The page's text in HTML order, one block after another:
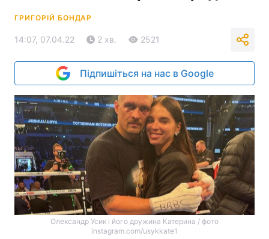
ГРИГОРІЙ БОНДАР
14:07, 07.04.22 2 хв. 2521
Підпишіться на нас в Google
Олександр Усик і його дружина Катерина / фото
instagram.com/usykkate1